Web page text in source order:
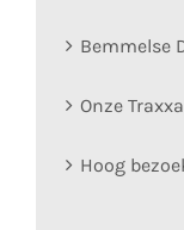
Bemmelse
Onze
Hoog